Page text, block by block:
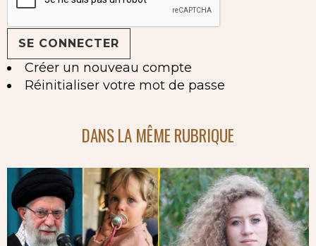
Créer un nouveau compte
Réinitialiser votre mot de passe
DANS LA MÊME RUBRIQUE